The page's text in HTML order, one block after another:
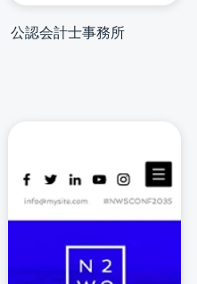
公認会計士事務所